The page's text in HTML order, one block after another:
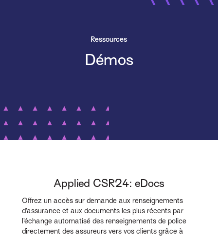
Ressources
Démos
Applied CSR24: eDocs
Offrez un accès sur demande aux renseignements
d’assurance et aux documents les plus récents par
l’échange automatisé des renseignements de police
directement des assureurs vers vos clients grâce à